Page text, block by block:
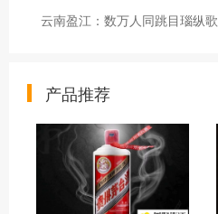
云南盈江：数万人同跳目瑙纵歌
产品推荐